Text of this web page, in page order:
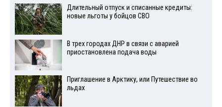
Длительный отпуск и списанные кредиты:
новые льготы у бойцов СВО
В трех городах ДНР в связи с аварией
приостановлена подача воды
Приглашение в Арктику, или Путешествие во
льдах